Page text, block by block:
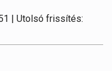
| Utolsó frissítés: